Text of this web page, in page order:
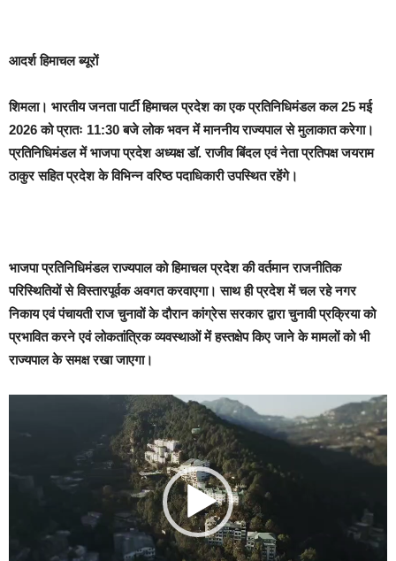
आदर्श हिमाचल ब्यूरों
शिमला। भारतीय जनता पार्टी हिमाचल प्रदेश का एक प्रतिनिधिमंडल कल 25 मई
2026 को प्रातः 11:30 बजे लोक भवन में माननीय राज्यपाल से मुलाकात करेगा।
प्रतिनिधिमंडल में भाजपा प्रदेश अध्यक्ष डॉ. राजीव बिंदल एवं नेता प्रतिपक्ष जयराम
ठाकुर सहित प्रदेश के विभिन्न वरिष्ठ पदाधिकारी उपस्थित रहेंगे।
भाजपा प्रतिनिधिमंडल राज्यपाल को हिमाचल प्रदेश की वर्तमान राजनीतिक
परिस्थितियों से विस्तारपूर्वक अवगत करवाएगा। साथ ही प्रदेश में चल रहे नगर
निकाय एवं पंचायती राज चुनावों के दौरान कांग्रेस सरकार द्वारा चुनावी प्रक्रिया को
प्रभावित करने एवं लोकतांत्रिक व्यवस्थाओं में हस्तक्षेप किए जाने के मामलों को भी
राज्यपाल के समक्ष रखा जाएगा।